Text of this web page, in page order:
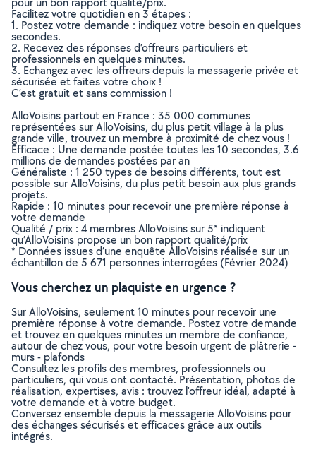
Facilitez votre quotidien en 3 étapes :
1. Postez votre demande : indiquez votre besoin en quelques
secondes.
2. Recevez des réponses d’offreurs particuliers et
professionnels en quelques minutes.
3. Echangez avec les offreurs depuis la messagerie privée et
sécurisée et faites votre choix !
C’est gratuit et sans commission !
AlloVoisins partout en France : 35 000 communes
représentées sur AlloVoisins, du plus petit village à la plus
grande ville, trouvez un membre à proximité de chez vous !
Efficace : Une demande postée toutes les 10 secondes, 3.6
millions de demandes postées par an
Généraliste : 1 250 types de besoins différents, tout est
possible sur AlloVoisins, du plus petit besoin aux plus grands
projets.
Rapide : 10 minutes pour recevoir une première réponse à
votre demande
Qualité / prix : 4 membres AlloVoisins sur 5* indiquent
qu’AlloVoisins propose un bon rapport qualité/prix
* Données issues d’une enquête AlloVoisins réalisée sur un
échantillon de 5 671 personnes interrogées (Février 2024)
Vous cherchez un plaquiste en urgence ?
Sur AlloVoisins, seulement 10 minutes pour recevoir une
première réponse à votre demande. Postez votre demande
et trouvez en quelques minutes un membre de confiance,
autour de chez vous, pour votre besoin urgent de plâtrerie -
murs - plafonds
Consultez les profils des membres, professionnels ou
particuliers, qui vous ont contacté. Présentation, photos de
réalisation, expertises, avis : trouvez l'offreur idéal, adapté à
votre demande et à votre budget.
Conversez ensemble depuis la messagerie AlloVoisins pour
des échanges sécurisés et efficaces grâce aux outils
intégrés.